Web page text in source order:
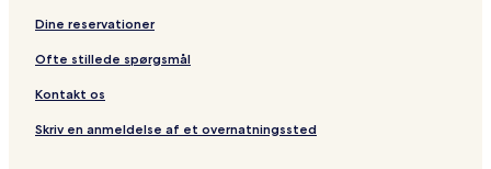
Dine reservationer
Ofte stillede spørgsmål
Kontakt os
Skriv en anmeldelse af et overnatningssted